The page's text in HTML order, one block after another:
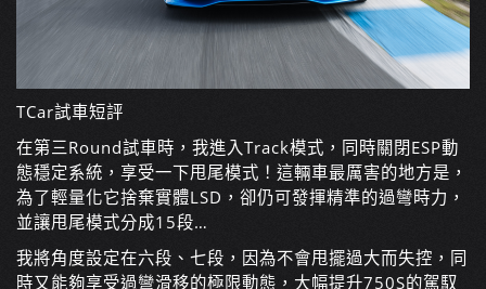
TCar試車短評
在第三Round試車時，我進入Track模式，同時關閉ESP動
態穩定系統，享受一下甩尾模式！這輛車最厲害的地方是，
為了輕量化它捨棄實體LSD，卻仍可發揮精準的過彎時力，
並讓甩尾模式分成15段…
我將角度設定在六段、七段，因為不會甩擺過大而失控，同
時又能夠享受過彎滑移的極限動態，大幅提升750S的駕馭